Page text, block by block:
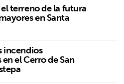
terreno de la futura
en Santa
incendios
el Cerro de San